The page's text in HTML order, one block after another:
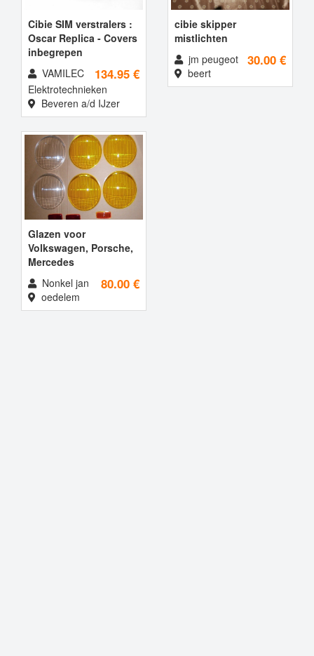
Cibie SIM verstralers :
Oscar Replica - Covers
inbegrepen
134.95 €
VAMILEC
Elektrotechnieken
Beveren a/d IJzer
cibie skipper
mistlichten
30.00 €
jm peugeot
beert
Glazen voor
Volkswagen, Porsche,
Mercedes
80.00 €
Nonkel jan
oedelem